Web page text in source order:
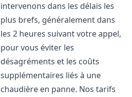
intervenons dans les délais les
plus brefs, généralement dans
les 2 heures suivant votre appel,
pour vous éviter les
désagréments et les coûts
supplémentaires liés à une
chaudière en panne. Nos tarifs